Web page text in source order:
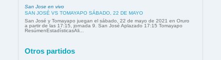
San Jose en vivo
SAN JOSÉ VS TOMAYAPO SÁBADO, 22 DE MAYO
San José y Tomayapo juegan el sábado, 22 de mayo de 2021 en Oruro
a partir de las 17:15, jornada 9. San José Aplazado 17:15 Tomayapo
ResúmenEstadísticasAli...
Otros partidos